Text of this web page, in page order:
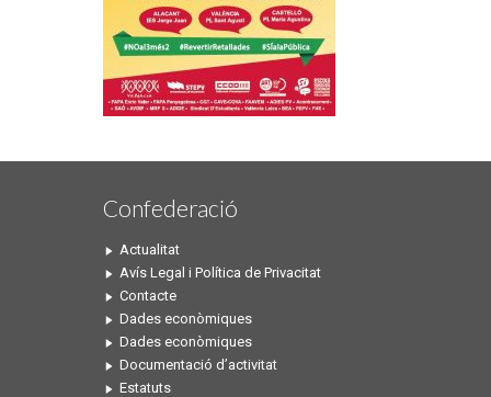
Confederació
Actualitat
Avís Legal i Política de Privacitat
Contacte
Dades econòmiques
Dades econòmiques
Documentació d’activitat
Estatuts